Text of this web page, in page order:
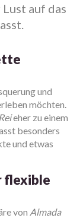
auf das
und
möchten.
eher zu einem
besonders
und etwas
flexible
von Almada